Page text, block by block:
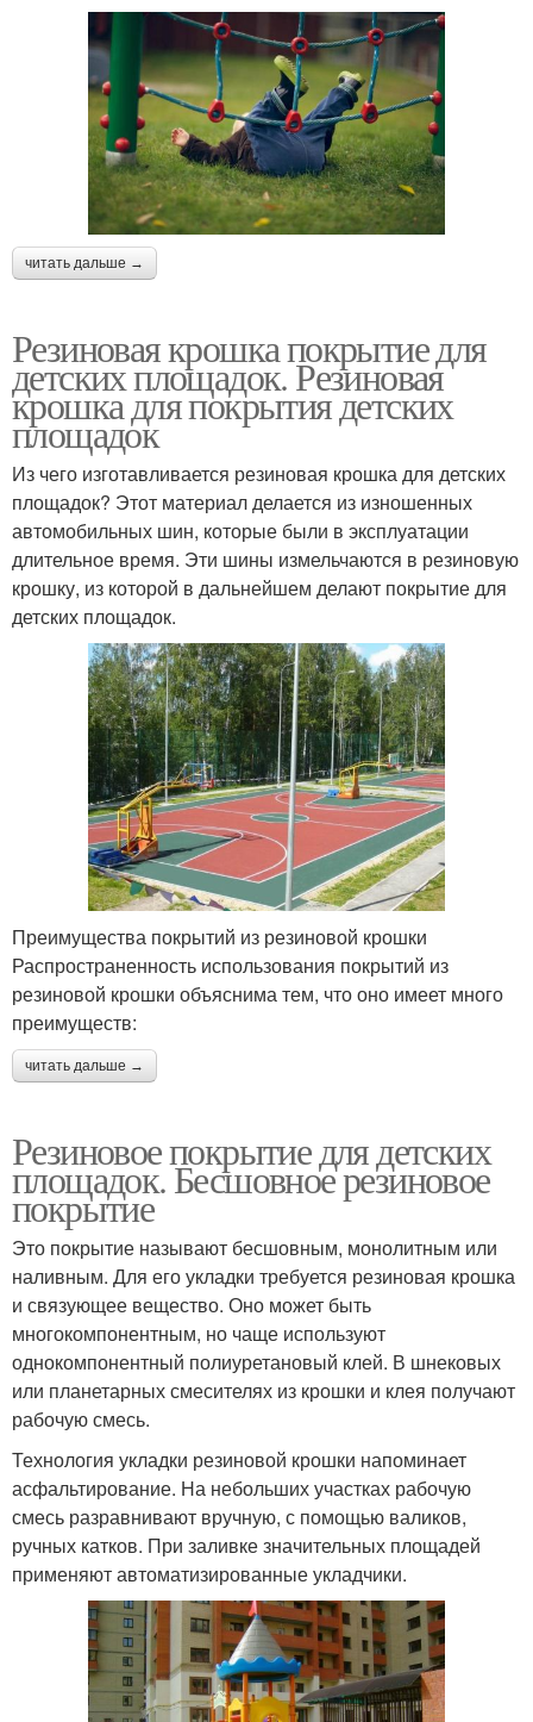
читать дальше →
Резиновая крошка покрытие для
детских площадок. Резиновая
крошка для покрытия детских
площадок
Из чего изготавливается резиновая крошка для детских
площадок? Этот материал делается из изношенных
автомобильных шин, которые были в эксплуатации
длительное время. Эти шины измельчаются в резиновую
крошку, из которой в дальнейшем делают покрытие для
детских площадок.
Преимущества покрытий из резиновой крошки
Распространенность использования покрытий из
резиновой крошки объяснима тем, что оно имеет много
преимуществ:
читать дальше →
Резиновое покрытие для детских
площадок. Бесшовное резиновое
покрытие
Это покрытие называют бесшовным, монолитным или
наливным. Для его укладки требуется резиновая крошка
и связующее вещество. Оно может быть
многокомпонентным, но чаще используют
однокомпонентный полиуретановый клей. В шнековых
или планетарных смесителях из крошки и клея получают
рабочую смесь.
Технология укладки резиновой крошки напоминает
асфальтирование. На небольших участках рабочую
смесь разравнивают вручную, с помощью валиков,
ручных катков. При заливке значительных площадей
применяют автоматизированные укладчики.